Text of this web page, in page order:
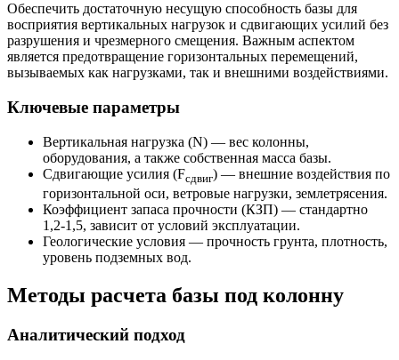
Обеспечить достаточную несущую способность базы для
восприятия вертикальных нагрузок и сдвигающих усилий без
разрушения и чрезмерного смещения. Важным аспектом
является предотвращение горизонтальных перемещений,
вызываемых как нагрузками, так и внешними воздействиями.
Ключевые параметры
Вертикальная нагрузка (N) — вес колонны,
оборудования, а также собственная масса базы.
Сдвигающие усилия (Fсдвиг) — внешние воздействия по
горизонтальной оси, ветровые нагрузки, землетрясения.
Коэффициент запаса прочности (КЗП) — стандартно
1,2-1,5, зависит от условий эксплуатации.
Геологические условия — прочность грунта, плотность,
уровень подземных вод.
Методы расчета базы под колонну
Аналитический подход